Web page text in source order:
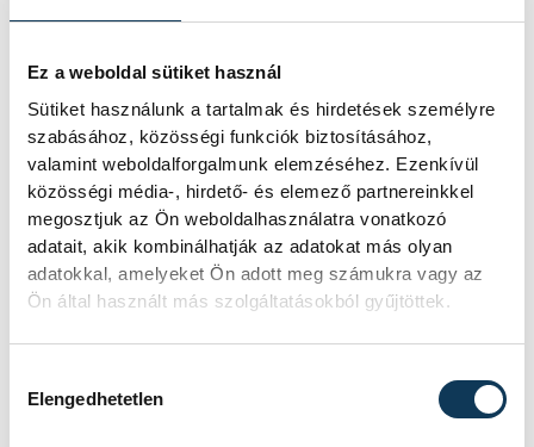
Ez a weboldal sütiket használ
Sütiket használunk a tartalmak és hirdetések személyre
szabásához, közösségi funkciók biztosításához,
valamint weboldalforgalmunk elemzéséhez. Ezenkívül
közösségi média-, hirdető- és elemező partnereinkkel
megosztjuk az Ön weboldalhasználatra vonatkozó
adatait, akik kombinálhatják az adatokat más olyan
adatokkal, amelyeket Ön adott meg számukra vagy az
Ön által használt más szolgáltatásokból gyűjtöttek.
Elengedhetetlen
egészségfejlesztéshez szakemberekre van
szükség. „Az egyetemmel közösen
tervezett konferenciasorozattal és a
szeptemberi #BeActive Night-tal nemcsak
a jelenlegi hallgatókat készítjük fel az
egészségtudatos munkavállalói létre,
hanem a lakosság számára is elérhetővé